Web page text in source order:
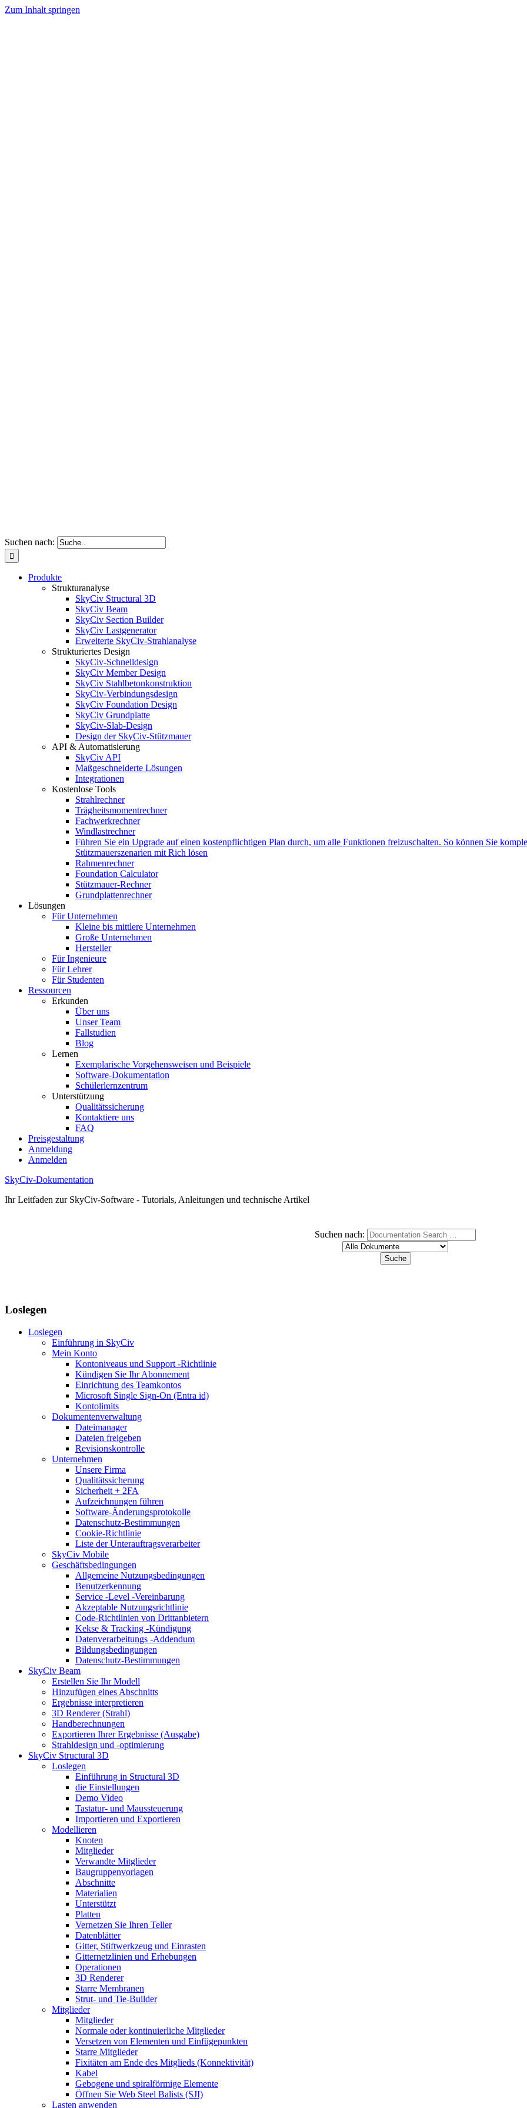
Zum Inhalt springen
Suchen nach:
Produkte
Strukturanalyse
SkyCiv Structural 3D
SkyCiv Beam
SkyCiv Section Builder
SkyCiv Lastgenerator
Erweiterte SkyCiv-Strahlanalyse
Strukturiertes Design
SkyCiv-Schnelldesign
SkyCiv Member Design
SkyCiv Stahlbetonkonstruktion
SkyCiv-Verbindungsdesign
SkyCiv Foundation Design
SkyCiv Grundplatte
SkyCiv-Slab-Design
Design der SkyCiv-Stützmauer
API & Automatisierung
SkyCiv API
Maßgeschneiderte Lösungen
Integrationen
Kostenlose Tools
Strahlrechner
Trägheitsmomentrechner
Fachwerkrechner
Windlastrechner
Führen Sie ein Upgrade auf einen kostenpflichtigen Plan durch, um alle Funktionen freizuschalten. So können Sie
Stützmauerszenarien mit Rich lösen
Rahmenrechner
Foundation Calculator
Stützmauer-Rechner
Grundplattenrechner
Lösungen
Für Unternehmen
Kleine bis mittlere Unternehmen
Große Unternehmen
Hersteller
Für Ingenieure
Für Lehrer
Für Studenten
Ressourcen
Erkunden
Über uns
Unser Team
Fallstudien
Blog
Lernen
Exemplarische Vorgehensweisen und Beispiele
Software-Dokumentation
Schülerlernzentrum
Unterstützung
Qualitätssicherung
Kontaktiere uns
FAQ
Preisgestaltung
Anmeldung
Anmelden
SkyCiv-Dokumentation
Ihr Leitfaden zur SkyCiv-Software - Tutorials, Anleitungen und technische Artikel
Suchen nach:
Loslegen
Loslegen
Einführung in SkyCiv
Mein Konto
Kontoniveaus und Support -Richtlinie
Kündigen Sie Ihr Abonnement
Einrichtung des Teamkontos
Microsoft Single Sign-On (Entra id)
Kontolimits
Dokumentenverwaltung
Dateimanager
Dateien freigeben
Revisionskontrolle
Unternehmen
Unsere Firma
Qualitätssicherung
Sicherheit + 2FA
Aufzeichnungen führen
Software-Änderungsprotokolle
Datenschutz-Bestimmungen
Cookie-Richtlinie
Liste der Unterauftragsverarbeiter
SkyCiv Mobile
Geschäftsbedingungen
Allgemeine Nutzungsbedingungen
Benutzerkennung
Service -Level -Vereinbarung
Akzeptable Nutzungsrichtlinie
Code-Richtlinien von Drittanbietern
Kekse & Tracking -Kündigung
Datenverarbeitungs -Addendum
Bildungsbedingungen
Datenschutz-Bestimmungen
SkyCiv Beam
Erstellen Sie Ihr Modell
Hinzufügen eines Abschnitts
Ergebnisse interpretieren
3D Renderer (Strahl)
Handberechnungen
Exportieren Ihrer Ergebnisse (Ausgabe)
Strahldesign und -optimierung
SkyCiv Structural 3D
Loslegen
Einführung in Structural 3D
die Einstellungen
Demo Video
Tastatur- und Maussteuerung
Importieren und Exportieren
Modellieren
Knoten
Mitglieder
Verwandte Mitglieder
Baugruppenvorlagen
Abschnitte
Materialien
Unterstützt
Platten
Vernetzen Sie Ihren Teller
Datenblätter
Gitter, Stiftwerkzeug und Einrasten
Gitternetzlinien und Erhebungen
Operationen
3D Renderer
Starre Membranen
Strut- und Tie-Builder
Mitglieder
Mitglieder
Normale oder kontinuierliche Mitglieder
Versetzen von Elementen und Einfügepunkten
Starre Mitglieder
Fixitäten am Ende des Mitglieds (Konnektivität)
Kabel
Gebogene und spiralförmige Elemente
Öffnen Sie Web Steel Balists (SJI)
Lasten anwenden